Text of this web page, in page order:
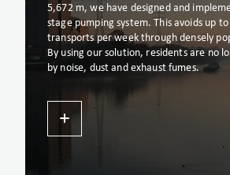
5,672 m, we have designed and
stage pumping system. This avoids up
transports per week through densely
By using our solution, residents are no
by noise, dust and exhaust fumes.